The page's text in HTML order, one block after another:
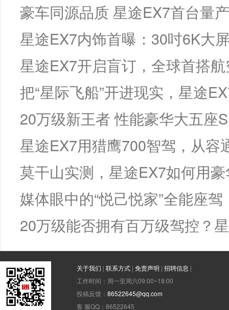
豪车同源品质 星途EX7首台量
星途EX7内饰首曝：30吋6K大
星途EX7开启盲订，全球首搭
把“星际飞船”开进现实，星途
20万级新王者 性能豪华大五座
星途EX7用猎鹰700智驾，从容
莫干山实测，星途EX7如何用
媒体眼中的“悦己悦家”全能座
20万级能否拥有百万级驾控？
关于我们 | 联系方式 | 免责声明 | 招聘信息 |
工作时间：周一至周六09:00~18:00
投稿反馈： 86522645@qq.com
客 服QQ：86522645